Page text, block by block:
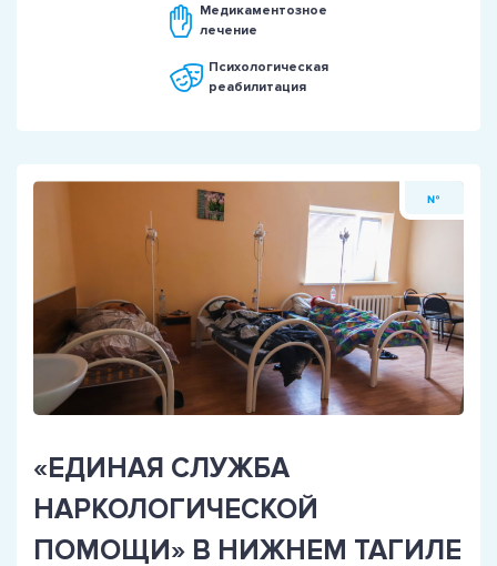
Медикаментозное
лечение
Психологическая
реабилитация
№
«ЕДИНАЯ СЛУЖБА
НАРКОЛОГИЧЕСКОЙ
ПОМОЩИ» В НИЖНЕМ ТАГИЛЕ